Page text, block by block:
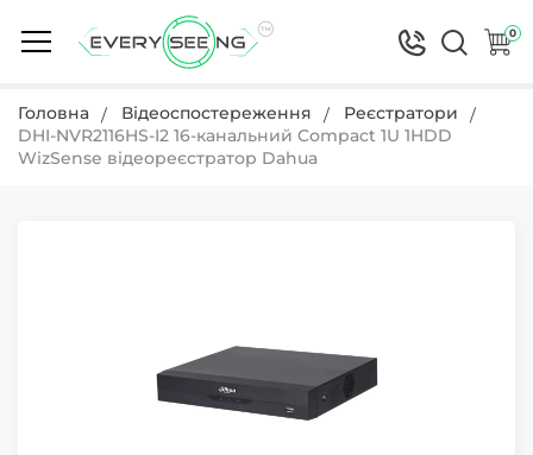
0
Головна Відеоспостереження
Реєстратори
DHI-NVR2116HS-I2 16-канальний Compact 1U 1HDD
WizSense відеореєстратор Dahua